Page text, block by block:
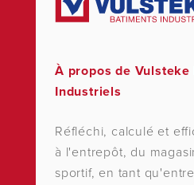
À propos de Vulsteke
Industriels
Réfléchi, calculé et
à l'entrepôt, du
sportif, en tant